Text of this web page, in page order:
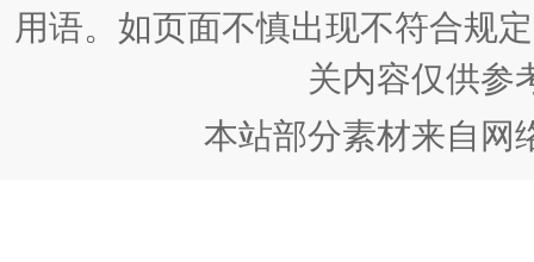
用语。如页面不慎出现不符合规
关内容仅供参
本站部分素材来自网